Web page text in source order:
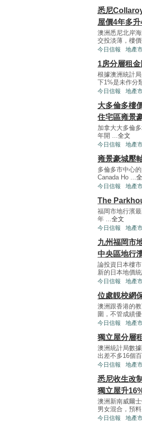
悉尼
屋價4年多
澳洲悉尼北岸
交投淡薄，樓
今日信報 地產
1房分層租
根據澳洲統計
下1%是未作分
今日信報 地產
大多倫多樓
住宅區雍景
加拿大大多倫
年開 ...全文
今日信報 地產
雍景豪城壓
多倫多市中心
Canada Ho ...
今日信報 地產
The
福岡市地行濱
年 ...全文
今日信報 地產
九州福岡市
中央區地行
論投資日本樓
新的日本地價
今日信報 地產
位處靚校網
澳洲跟香港的
圍，不管成績
今日信報 地產
獨立屋分層
澳洲統計局數
出差不多16個
今日信報 地產
悉尼收生改
獨立屋升
澳洲新南威爾
男女混合，預
今日信報 地產